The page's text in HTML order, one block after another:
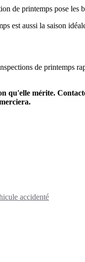
de printemps pose les
est aussi la saison
de printemps
qu'elle mérite.
accidenté